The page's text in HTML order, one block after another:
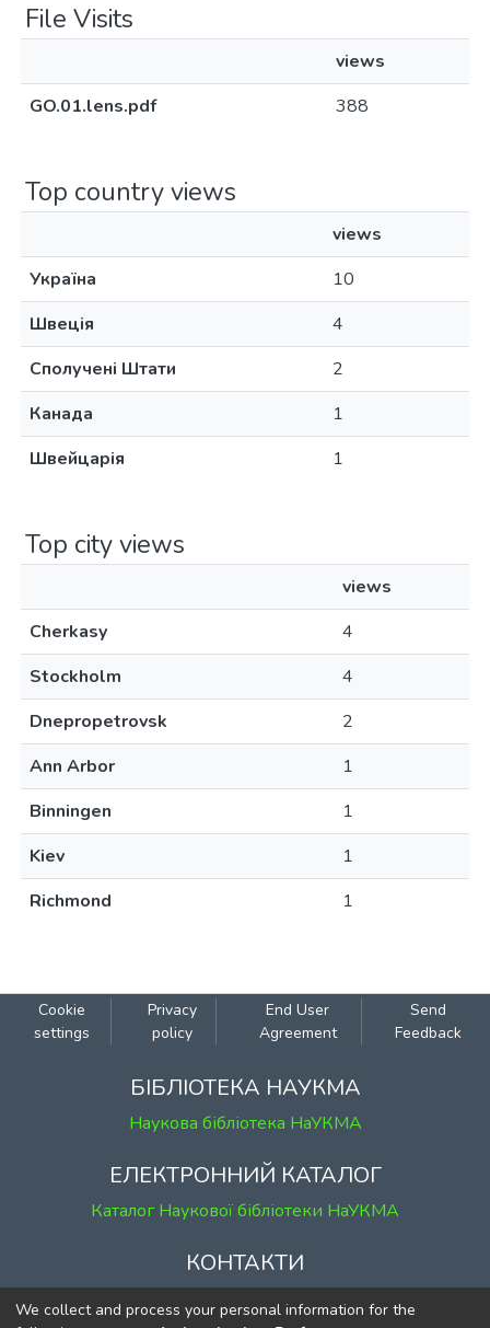
File Visits
views
GO.01.lens.pdf
388
Top country views
views
Україна
10
Швеція
4
Сполучені Штати
2
Канада
1
Швейцарія
1
Top city views
views
Cherkasy
4
Stockholm
4
Dnepropetrovsk
2
Ann Arbor
1
Binningen
1
Kiev
1
Richmond
1
Cookie
settings
Privacy
policy
End User
Agreement
Send
Feedback
БІБЛІОТЕКА НАУКМА
Наукова бібліотека НаУКМА
ЕЛЕКТРОННИЙ КАТАЛОГ
Каталог Наукової бібліотеки НаУКМА
КОНТАКТИ
м. Київ, вул. Григорія Сковороди, 2
We collect and process your personal information for the